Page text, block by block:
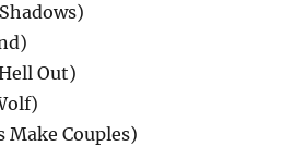
Out)
Make Couples)